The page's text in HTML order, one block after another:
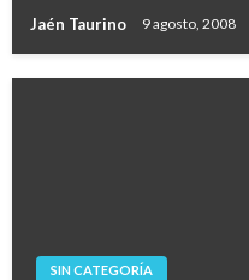
Jaén Taurino 9 agosto, 2008
SIN CATEGORÍA